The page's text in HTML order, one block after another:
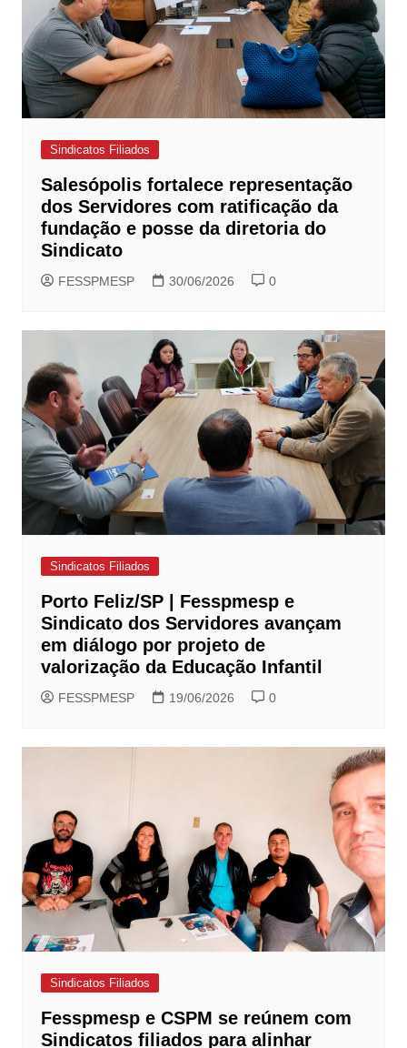
Sindicatos Filiados
Salesópolis fortalece representação
dos Servidores com ratificação da
fundação e posse da diretoria do
Sindicato
FESSPMESP 30/06/2026 0
Sindicatos Filiados
Porto Feliz/SP | Fesspmesp e
Sindicato dos Servidores avançam
em diálogo por projeto de
valorização da Educação Infantil
FESSPMESP 19/06/2026 0
Sindicatos Filiados
Fesspmesp e CSPM se reúnem com
Sindicatos filiados para alinhar